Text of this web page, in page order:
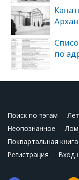
по
Поиск по тэгам
Неопознанное
Поквартальная
Регистрация
Вход